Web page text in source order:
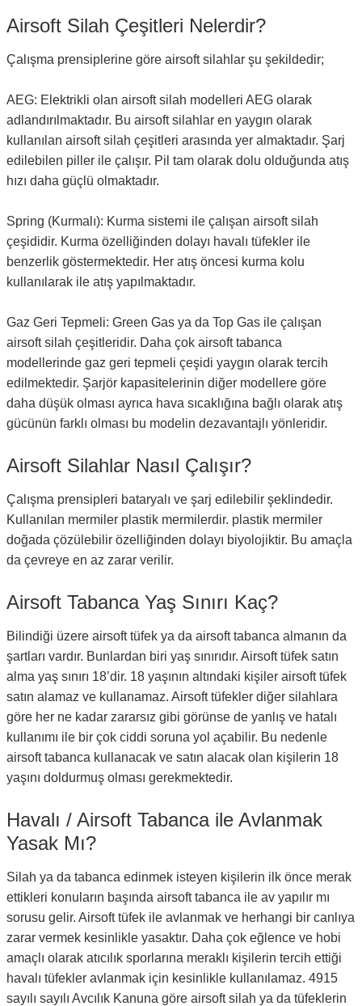
Airsoft Silah Çeşitleri Nelerdir?
Çalışma prensiplerine göre airsoft silahlar şu şekildedir;
AEG: Elektrikli olan airsoft silah modelleri AEG olarak
adlandırılmaktadır. Bu airsoft silahlar en yaygın olarak
kullanılan airsoft silah çeşitleri arasında yer almaktadır. Şarj
edilebilen piller ile çalışır. Pil tam olarak dolu olduğunda atış
hızı daha güçlü olmaktadır.
Spring (Kurmalı): Kurma sistemi ile çalışan airsoft silah
çeşididir. Kurma özelliğinden dolayı havalı tüfekler ile
benzerlik göstermektedir. Her atış öncesi kurma kolu
kullanılarak ile atış yapılmaktadır.
Gaz Geri Tepmeli: Green Gas ya da Top Gas ile çalışan
airsoft silah çeşitleridir. Daha çok airsoft tabanca
modellerinde gaz geri tepmeli çeşidi yaygın olarak tercih
edilmektedir. Şarjör kapasitelerinin diğer modellere göre
daha düşük olması ayrıca hava sıcaklığına bağlı olarak atış
gücünün farklı olması bu modelin dezavantajlı yönleridir.
Airsoft Silahlar Nasıl Çalışır?
Çalışma prensipleri bataryalı ve şarj edilebilir şeklindedir.
Kullanılan mermiler plastik mermilerdir. plastik mermiler
doğada çözülebilir özelliğinden dolayı biyolojiktir. Bu amaçla
da çevreye en az zarar verilir.
Airsoft Tabanca Yaş Sınırı Kaç?
Bilindiği üzere airsoft tüfek ya da airsoft tabanca almanın da
şartları vardır. Bunlardan biri yaş sınırıdır. Airsoft tüfek satın
alma yaş sınırı 18’dir. 18 yaşının altındaki kişiler airsoft tüfek
satın alamaz ve kullanamaz. Airsoft tüfekler diğer silahlara
göre her ne kadar zararsız gibi görünse de yanlış ve hatalı
kullanımı ile bir çok ciddi soruna yol açabilir. Bu nedenle
airsoft tabanca kullanacak ve satın alacak olan kişilerin 18
yaşını doldurmuş olması gerekmektedir.
Havalı / Airsoft Tabanca ile Avlanmak
Yasak Mı?
Silah ya da tabanca edinmek isteyen kişilerin ilk önce merak
ettikleri konuların başında airsoft tabanca ile av yapılır mı
sorusu gelir. Airsoft tüfek ile avlanmak ve herhangi bir canlıya
zarar vermek kesinlikle yasaktır. Daha çok eğlence ve hobi
amaçlı olarak atıcılık sporlarına meraklı kişilerin tercih ettiği
havalı tüfekler avlanmak için kesinlikle kullanılamaz. 4915
sayılı sayılı Avcılık Kanuna göre airsoft silah ya da tüfeklerin